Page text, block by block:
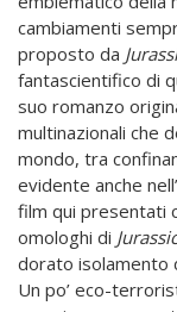
cambiamenti
proposto da
fantascientifico di
suo romanzo
multinazionali che
mondo, tra
evidente anche
film qui presentati
omologhi di
dorato isolamento
Un po’ eco-